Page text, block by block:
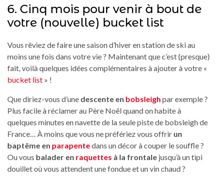
6. Cinq mois pour venir à bout de
votre (nouvelle) bucket list
Vous rêviez de faire une saison d’hiver en station de ski au
moins une fois dans votre vie ? Maintenant que c’est (presque)
fait, voilà quelques idées complémentaires à ajouter à votre «
bucket list » !
Que diriez-vous d’une descente en bobsleigh par exemple ?
Plus facile à réclamer au Père Noël quand on habite à
quelques minutes en navette de la seule piste de bobsleigh de
France… À moins que vous ne préfériez vous offrir un
baptême en parapentedans un décor à couper le souffle ?
Ou vous balader en raquettes à la frontale jusqu’à un tipi
douillet où vous attendent une fondue et un vin chaud ?